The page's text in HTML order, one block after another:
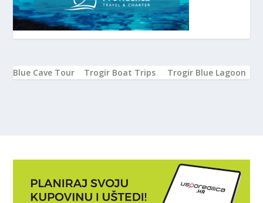
Blue Cave Tour Trogir Boat Trips Trogir Blue Lagoon